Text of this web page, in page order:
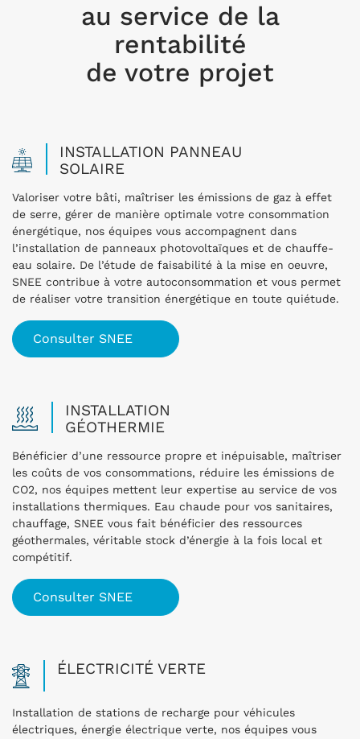
au service de la
rentabilité
de votre projet
INSTALLATION PANNEAU
SOLAIRE
Valoriser votre bâti, maîtriser les émissions de gaz à effet
de serre, gérer de manière optimale votre consommation
énergétique, nos équipes vous accompagnent dans
l’installation de panneaux photovoltaïques et de chauffe-
eau solaire. De l’étude de faisabilité à la mise en oeuvre,
SNEE contribue à votre autoconsommation et vous permet
de réaliser votre transition énergétique en toute quiétude.
Consulter SNEE
INSTALLATION
GÉOTHERMIE
Bénéficier d’une ressource propre et inépuisable, maîtriser
les coûts de vos consommations, réduire les émissions de
CO2, nos équipes mettent leur expertise au service de vos
installations thermiques. Eau chaude pour vos sanitaires,
chauffage, SNEE vous fait bénéficier des ressources
géothermales, véritable stock d’énergie à la fois local et
compétitif.
Consulter SNEE
ÉLECTRICITÉ VERTE
Installation de stations de recharge pour véhicules
électriques, énergie électrique verte, nos équipes vous